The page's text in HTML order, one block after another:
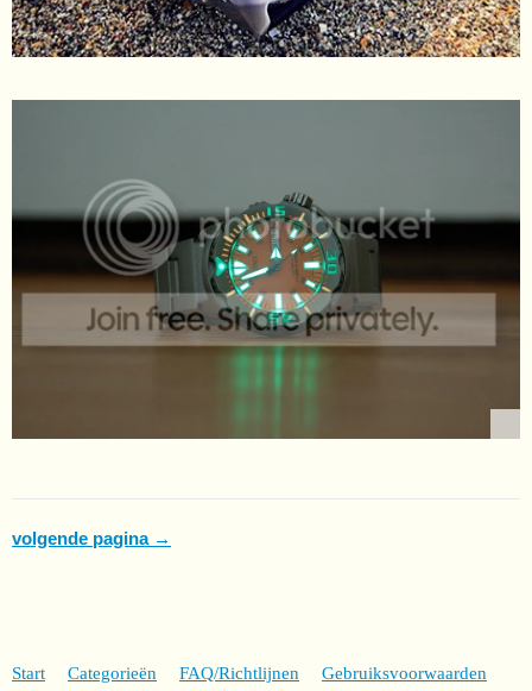
volgende pagina →
Start Categorieën FAQ/Richtlijnen Gebruiksvoorwaarden